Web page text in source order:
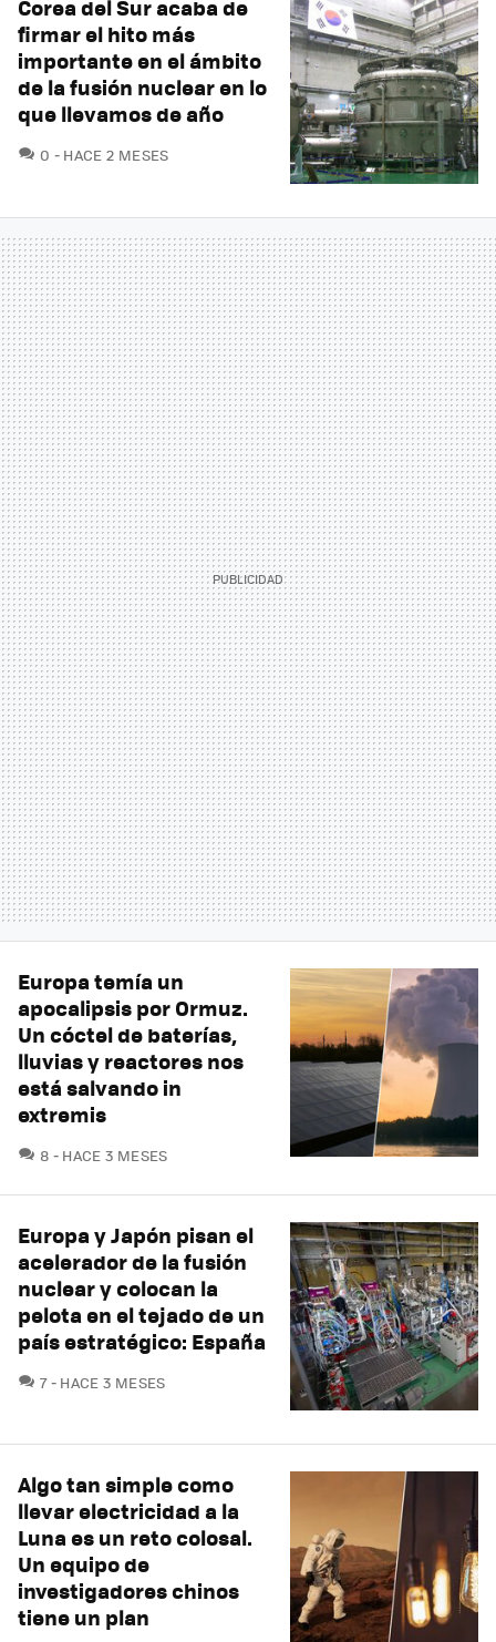
Corea del Sur acaba de
firmar el hito más
importante en el ámbito
de la fusión nuclear en lo
que llevamos de año
0 COMENTARIOS
HACE 2 MESES
Europa temía un
apocalipsis por Ormuz.
Un cóctel de baterías,
lluvias y reactores nos
está salvando in
extremis
8 COMENTARIOS
HACE 3 MESES
Europa y Japón pisan el
acelerador de la fusión
nuclear y colocan la
pelota en el tejado de un
país estratégico: España
7COMENTARIOS
HACE 3 MESES
Algo tan simple como
llevar electricidad a la
Luna es un reto colosal.
Un equipo de
investigadores chinos
tiene un plan